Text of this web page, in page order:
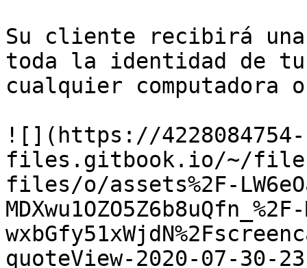
Su cliente recibirá
toda la identidad de tu
cualquier
![](https://4228084754-
files.gitbook.io/~/
files/o/assets%2F-
quoteView-2020-07-30-